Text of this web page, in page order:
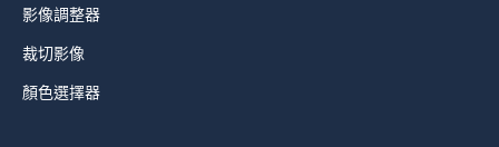
影像調整器
裁切影像
顏色選擇器